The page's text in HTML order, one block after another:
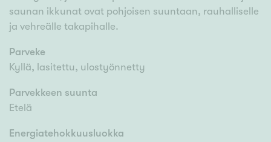
saunan ikkunat ovat pohjoisen suuntaan, rauhalliselle
ja vehreälle takapihalle.
Parveke
Kyllä, lasitettu, ulostyönnetty
Parvekkeen suunta
Etelä
Energiatehokkuusluokka